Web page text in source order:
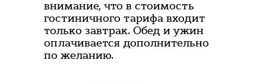
внимание, что в стоимость
гостиничного тарифа входит
только завтрак. Обед и ужин
оплачивается дополнительно
по желанию.